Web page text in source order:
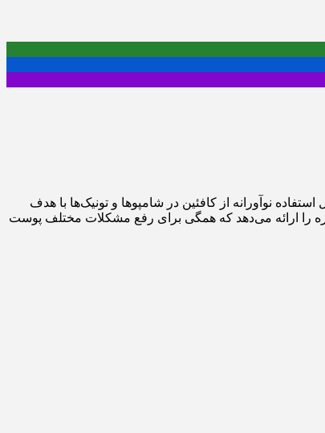
تاسیس شد. آلپسین به دلیل استفاده نوآورانه از کافئین در شامپوها و تونیک‌ها با هدف
را ارائه می‌دهد که همگی برای رفع مشکلات مختلف پوست